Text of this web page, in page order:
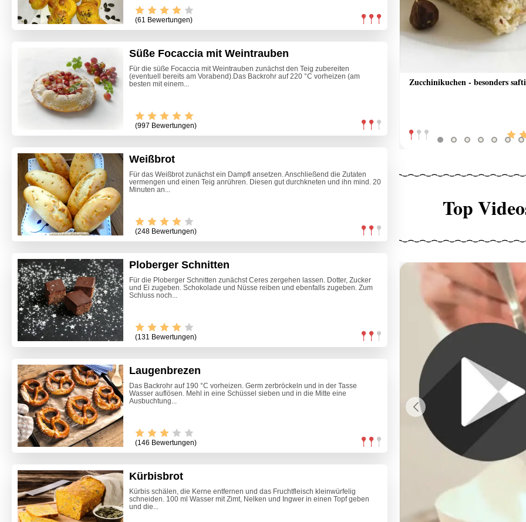
(61 Bewertungen)
Süße Focaccia mit Weintrauben
Für die süße Focaccia mit Weintrauben zunächst den Teig zubereiten
(eventuell bereits am Vorabend).Das Backrohr auf 220 °C vorheizen (am
besten mit einem...
(997 Bewertungen)
Weißbrot
Für das Weißbrot zunächst ein Dampfl ansetzen. Anschließend die Zutaten
vermengen und einen Teig anrühren. Diesen gut durchkneten und ihn mind. 20
Minuten an...
(248 Bewertungen)
Ploberger Schnitten
Für die Ploberger Schnitten zunächst Ceres zergehen lassen. Dotter, Zucker
und Ei zugeben. Schokolade und Nüsse reiben und ebenfalls zugeben. Zum
Schluss noch...
(131 Bewertungen)
Laugenbrezen
Das Backrohr auf 190 °C vorheizen. Germ zerbröckeln und in der Tasse
Wasser auflösen. Mehl in eine Schüssel sieben und in die Mitte eine
Ausbuchtung...
(146 Bewertungen)
Kürbisbrot
Kürbis schälen, die Kerne entfernen und das Fruchtfleisch kleinwürfelig
schneiden. 100 ml Wasser mit Zimt, Nelken und Ingwer in einen Topf geben
und die...
Zucchinikuchen - besonders
Maronen-Eis
Top
Previous